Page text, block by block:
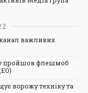
важливих
пройшов флешмоб
ворожу техніку та